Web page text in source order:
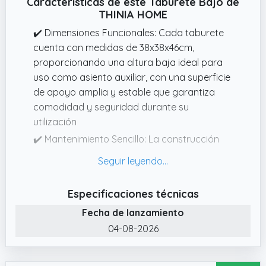
THINIA HOME
✔️ Dimensiones Funcionales: Cada taburete
cuenta con medidas de 38x38x46cm,
proporcionando una altura baja ideal para
uso como asiento auxiliar, con una superficie
de apoyo amplia y estable que garantiza
comodidad y seguridad durante su
utilización
✔️ Mantenimiento Sencillo: La construcción
limpieza rápida y eficaz, característica
usuarios donde la higiene y el mantenimiento
constante son prioritarios
✔️ Diseño Industrial Robusto: Pack de 4
taburetes bajos fabricados completamente
en acero que ofrecen máxima resistencia y
Especificaciones técnicas
Fecha de lanzamiento
04-08-2026